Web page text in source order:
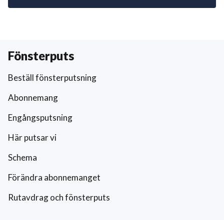
Fönsterputs
Beställ fönsterputsning
Abonnemang
Engångsputsning
Här putsar vi
Schema
Förändra abonnemanget
Rutavdrag och fönsterputs